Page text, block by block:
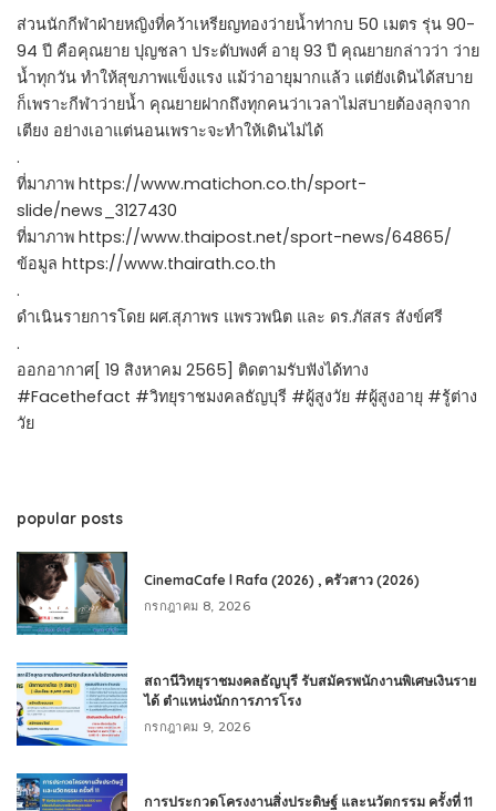
ส่วนนักกีฬาฝ่ายหญิงที่คว้าเหรียญทองว่ายน้ำท่ากบ 50 เมตร รุ่น 90-
94 ปี คือคุณยาย ปุญชลา ประดับพงศ์ อายุ 93 ปี คุณยายกล่าวว่า ว่าย
น้ำทุกวัน ทำให้สุขภาพแข็งแรง แม้ว่าอายุมากแล้ว แต่ยังเดินได้สบาย
ก็เพราะกีฬาว่ายน้ำ คุณยายฝากถึงทุกคนว่าเวลาไม่สบายต้องลุกจาก
เตียง อย่างเอาแต่นอนเพราะจะทำให้เดินไม่ได้
.
ที่มาภาพ https://www.matichon.co.th/sport-
slide/news_3127430
ที่มาภาพ https://www.thaipost.net/sport-news/64865/
ข้อมูล https://www.thairath.co.th
.
ดำเนินรายการโดย ผศ.สุภาพร แพรวพนิต และ ดร.ภัสสร สังข์ศรี
.
ออกอากาศ[ 19 สิงหาคม 2565] ติดตามรับฟังได้ทาง
#Facethefact #วิทยุราชมงคลธัญบุรี #ผู้สูงวัย #ผู้สูงอายุ #รู้ต่าง
วัย
popular posts
CinemaCafe l Rafa (2026) , ครัวสาว (2026)
กรกฎาคม 8, 2026
สถานีวิทยุราชมงคลธัญบุรี รับสมัครพนักงานพิเศษเงินราย
ได้ ตำแหน่งนักการภารโรง
กรกฎาคม 9, 2026
การประกวดโครงงานสิ่งประดิษฐ์ และนวัตกรรม ครั้งที่ 11